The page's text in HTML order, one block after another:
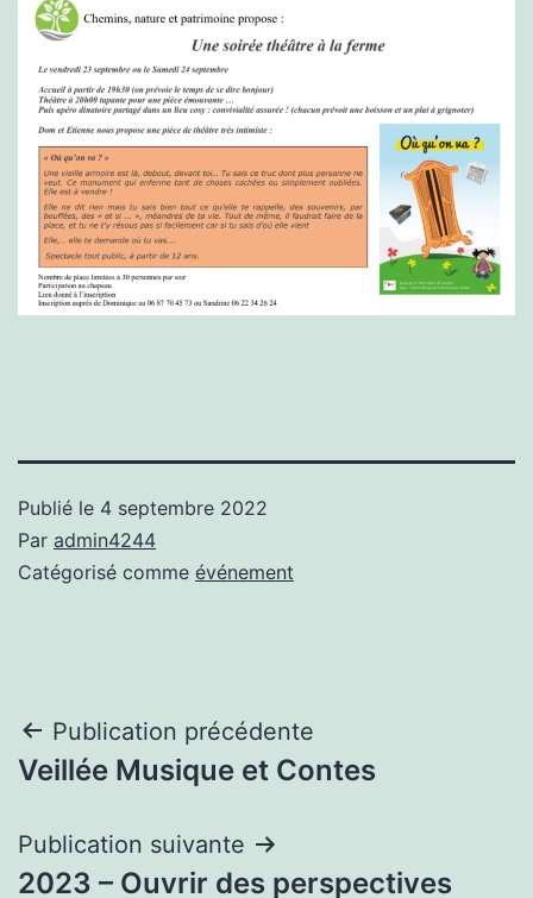
Publié le 4 septembre 2022
Par admin4244
Catégorisé comme événement
Navigation
de
l’article
Publication précédente
Veillée Musique et Contes
Publication suivante
2023 – Ouvrir des perspectives